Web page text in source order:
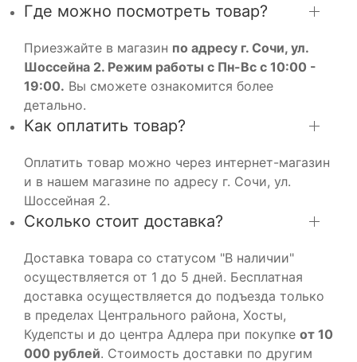
Где можно посмотреть товар?
Приезжайте в магазин по адресу г. Сочи, ул.
Шоссейна 2. Режим работы с Пн-Вс с 10:00 -
19:00. Вы сможете ознакомится более
детально.
Как оплатить товар?
Оплатить товар можно через интернет-магазин
и в нашем магазине по адресу г. Сочи, ул.
Шоссейная 2.
Сколько стоит доставка?
Доставка товара со статусом "В наличии"
осуществляется от 1 до 5 дней. Бесплатная
доставка осуществляется до подъезда только
в пределах Центрального района, Хосты,
Кудепсты и до центра Адлера при покупке от 10
000 рублей. Стоимость доставки по другим